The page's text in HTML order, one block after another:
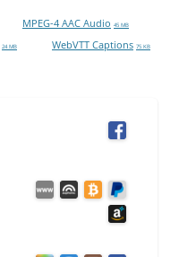
MPEG-4 AAC Audio 45 MB
24 MB WebVTT Captions 75 KB